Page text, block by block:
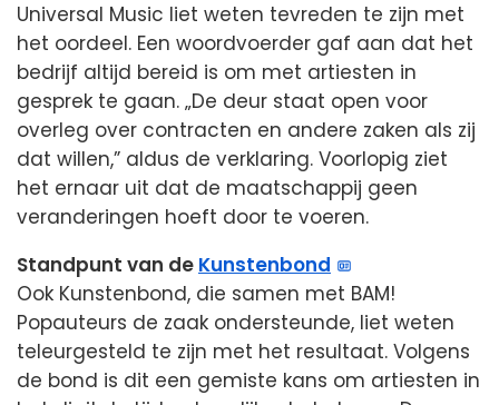
Universal Music liet weten tevreden te zijn met
het oordeel. Een woordvoerder gaf aan dat het
bedrijf altijd bereid is om met artiesten in
gesprek te gaan. „De deur staat open voor
overleg over contracten en andere zaken als zij
dat willen,” aldus de verklaring. Voorlopig ziet
het ernaar uit dat de maatschappij geen
veranderingen hoeft door te voeren.
Standpunt van de Kunstenbond
Ook Kunstenbond, die samen met BAM!
Popauteurs de zaak ondersteunde, liet weten
teleurgesteld te zijn met het resultaat. Volgens
de bond is dit een gemiste kans om artiesten in